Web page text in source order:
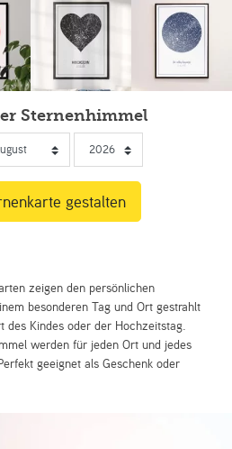
Sternenhimmel
zeigen den persönlichen
besonderen Tag und Ort gestrahlt
des Kindes oder der Hochzeitstag.
werden für jeden Ort und jedes
geeignet als Geschenk oder